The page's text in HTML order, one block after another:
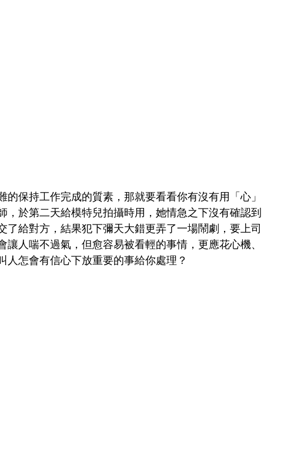
保持工作完成的質素，那就要看看你有沒有用「心」
於第二天給模特兒拍攝時用，她情急之下沒有確認到
了給對方，結果犯下彌天大錯更弄了一場鬧劇，要上司
人喘不過氣，但愈容易被看輕的事情，更應花心機、
人怎會有信心下放重要的事給你處理？